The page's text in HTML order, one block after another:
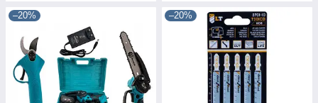
–20% –20%